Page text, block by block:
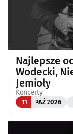
Najlepsze
Wodecki,
Jemioły
Koncerty
11 PAŹ 2026